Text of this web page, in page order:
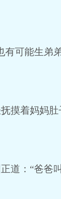
可能生弟
摸着妈妈肚
道：“爸